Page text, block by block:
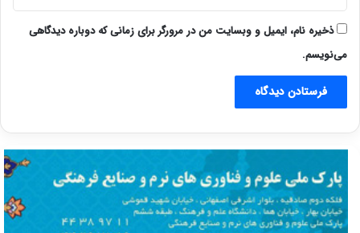
ذخیره نام، ایمیل و وبسایت من در مرورگر برای زمانی که دوباره دیدگاهی
می‌نویسم.